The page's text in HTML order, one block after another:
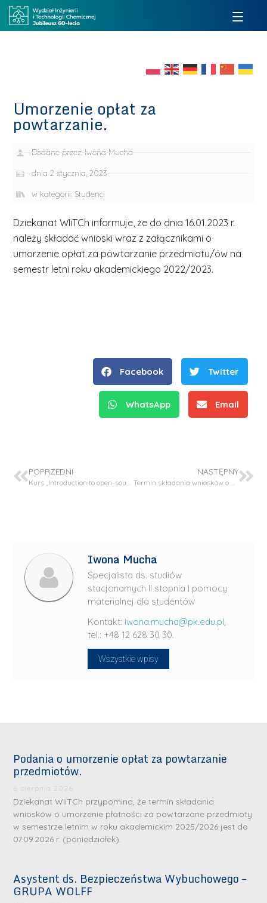
Umorzenie opłat za
powtarzanie.
Dodane przez: Iwona Mucha
dnia 2 stycznia, 2023
w kategorii: Studenci
Dziekanat WIiTCh informuje, że do dnia 16.01.2023 r.
należy składać wnioski wraz z załącznikami o
umorzenie opłat za powtarzanie przedmiotu/ów na
semestr letni roku akademickiego 2022/2023.
Facebook Twitter
WhatsApp Email
POPRZEDNI
Kurs „Introduction to open-source software for detailed kinetic studies”
NASTĘPNY
Termin składania wniosków o stypendium z Własnego Funduszu Stypendialnego.
Iwona Mucha
Specjalista ds. studiów
stacjonarnych II stopnia i pomocy
materialnej dla studentów
Kontakt: iwona.mucha@pk.edu.pl,
tel.: +48 12 628 30 30.
Wszystkie wpisy
Podania o umorzenie opłat za powtarzanie
przedmiotów.
6 sierpnia 2026
Dziekanat WIiTCh przypomina, że termin składania
wniosków o umorzenie płatności za powtarzane przedmioty
w semestrze letnim w roku akademickim 2025/2026 jest do
07.09.2026 r. (poniedziałek).
Asystent ds. Bezpieczeństwa Wybuchowego –
GRUPA WOLFF